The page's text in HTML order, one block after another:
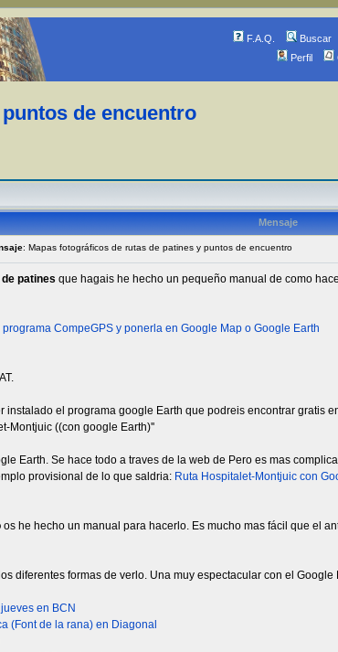
F.A.Q. Buscar
Perfil
de encuentro
Mensaje
: Mapas fotográficos de rutas de patines y puntos de encuentro
patines que hagais he hecho un pequeño manual de como
CompeGPS y ponerla en Google Map o Google Earth
instalado el programa google Earth que podreis encontrar gratis
Montjuic ((con google Earth)''
Earth. Se hace todo a traves de la web de Pero es mas
provisional de lo que saldria: Ruta Hospitalet-Montjuic con
os he hecho un manual para hacerlo. Es mucho mas fácil que el
diferentes formas de verlo. Una muy espectacular con el
en BCN
(Font de la rana) en Diagonal